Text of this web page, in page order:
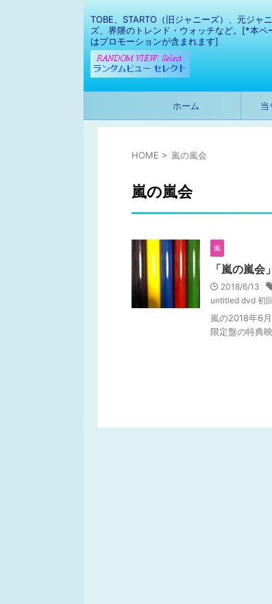
TOBE、STARTO（旧ジャニーズ）、元ジャ
ズ、界隈のトレンド・ウォッチなど。[*本ペ
はプロモーションが含まれます]
ホーム 当
HOME > 嵐の嵐会
嵐の嵐会
嵐
「嵐の嵐
2018/6/13
untitled dvd 初
嵐の2018年6
限定盤の特典